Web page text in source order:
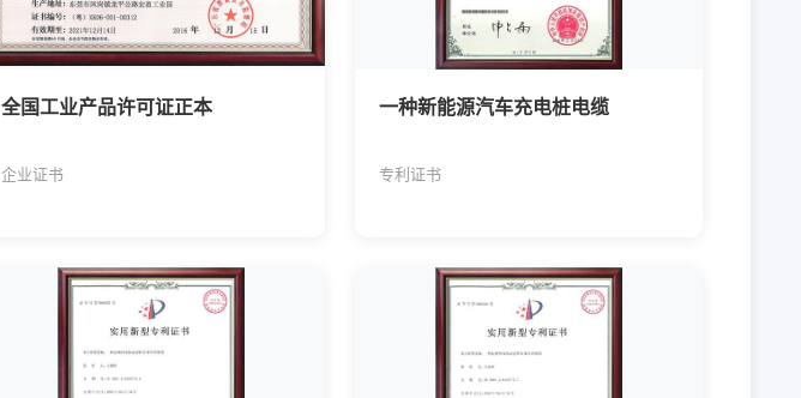
全国工业产品许可证正本
企业证书
一种新能源汽车充电桩电缆
专利证书